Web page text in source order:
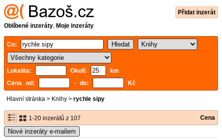
Přidat inzerát
Oblíbené inzeráty, Moje inzeráty
Co:
Lokalita: Okolí:
km
Cena od:
- do: Kč
Hlavní stránka > Knihy > rychle sipy
1-20 inzerátů z 107 Cena
Nové inzeráty e-mailem